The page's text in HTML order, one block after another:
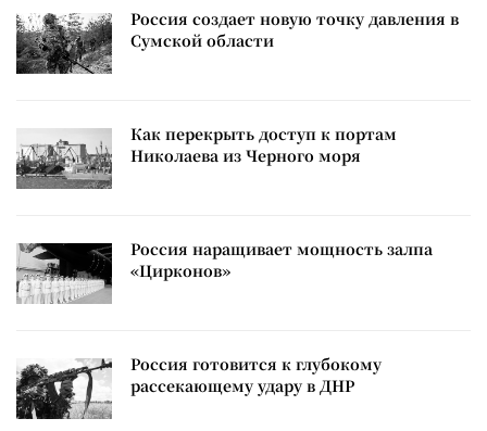
Россия создает новую точку давления в
Сумской области
Как перекрыть доступ к портам
Николаева из Черного моря
Россия наращивает мощность залпа
«Цирконов»
Россия готовится к глубокому
рассекающему удару в ДНР